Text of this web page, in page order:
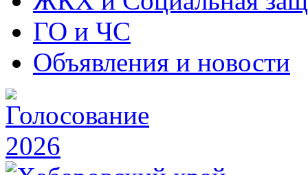
ГО и ЧС
Объявления и новости